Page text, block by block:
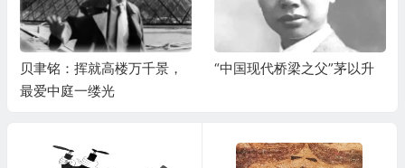
贝聿铭：挥就高楼万千景，
最爱中庭一缕光
“中国现代桥梁之父”茅以升